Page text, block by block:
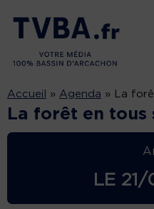
Accueil » Agenda » La
La forêt en tous
LE